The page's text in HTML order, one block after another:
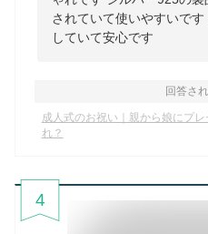
されていて使いやすいで
していて安心です
回答さ
成人式のお祝い｜親から娘にプ
れ？
4